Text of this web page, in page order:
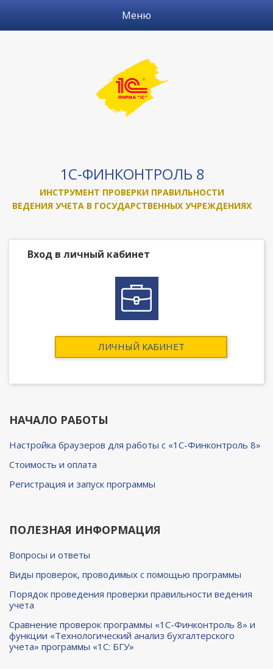
Показать/
скрыть
Меню
1С-ФИНКОНТРОЛЬ 8
ИНСТРУМЕНТ ПРОВЕРКИ ПРАВИЛЬНОСТИ
ВЕДЕНИЯ УЧЕТА В ГОСУДАРСТВЕННЫХ УЧРЕЖДЕНИЯХ
Вход в личный кабинет
ЛИЧНЫЙ КАБИНЕТ
НАЧАЛО РАБОТЫ
Настройка браузеров для работы с «1C-Финконтроль 8»
Cтоимость и оплата
Регистрация и запуск программы
ПОЛЕЗНАЯ ИНФОРМАЦИЯ
Вопросы и ответы
Виды проверок, проводимых с помощью программы
Порядок проведения проверки правильности ведения
учета
Сравнение проверок программы «1С-Финконтроль 8» и
функции «Технологический анализ бухгалтерского
учета» программы «1С: БГУ»